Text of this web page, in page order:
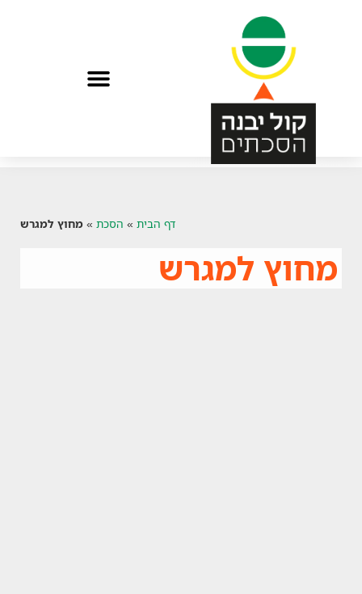
דף הבית » הסכת » מחוץ למגרש
מחוץ למגרש